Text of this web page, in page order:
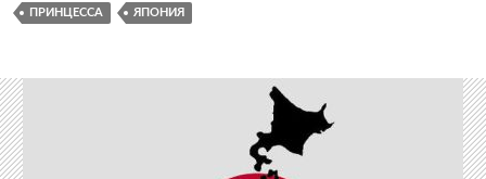
ПРИНЦЕССА ЯПОНИЯ